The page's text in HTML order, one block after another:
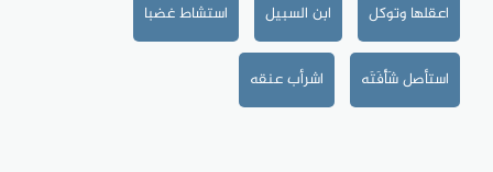
اعقلها وتوكل ابن السبيل استشاط غضبا
استأصل شَأْفَتَه اشرأب عنقه